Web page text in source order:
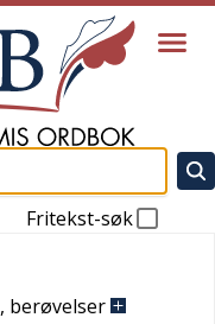
Fritekst-søk
, berøvelser